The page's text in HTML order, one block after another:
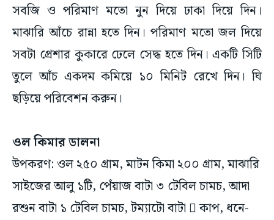
সবজি ও পরিমাণ মতো নুন দিয়ে ঢাকা দিয়ে দিন।
মাঝারি আঁচে রান্না হতে দিন। পরিমাণ মতো জল দিয়ে
সবটা প্রেশার কুকারে ঢেলে সেদ্ধ হতে দিন। একটি সিটি
তুলে আঁচ একদম কমিয়ে ১০ মিনিট রেখে দিন। ঘি
ছড়িয়ে পরিবেশন করুন।
ওল কিমার ডালনা
উপকরণ: ওল ২৫০ গ্রাম, মাটন কিমা ২০০ গ্রাম, মাঝারি
সাইজের আলু ১টি, পেঁয়াজ বাটা ৩ টেবিল চামচ, আদা
রশুন বাটা ১ টেবিল চামচ, টম্যাটো বাটা  কাপ, ধনে-